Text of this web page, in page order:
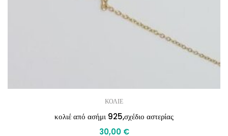
ΚΟΛΙΕ
κολιέ από ασήμι 925,σχέδιο αστερίας
30,00 €